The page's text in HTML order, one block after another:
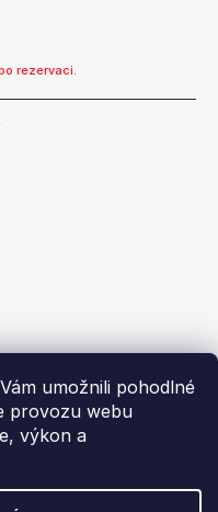
umožnili pohodlné
provozu webu
výkon a
rezervaci.